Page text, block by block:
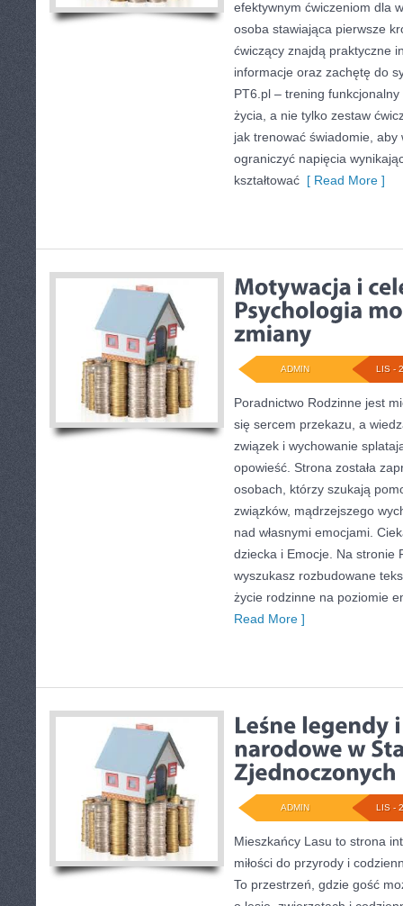
efektywnym ćwiczeniom dla
osoba stawiająca pierwsze
ćwiczący znajdą praktyczne
informacje oraz zachętę do
PT6.pl – trening
życia, a nie tylko zestaw
jak trenować świadomie, aby
ograniczyć napięcia
kształtować [ Read More ]
LIS -
ADMIN
Poradnictwo Rodzinne jest
się sercem przekazu, a
związek i wychowanie
opowieść. Strona została
osobach, którzy szukają
związków, mądrzejszego
nad własnymi emocjami.
dziecka i Emocje. Na stronie
wyszukasz rozbudowane
życie rodzinne na poziomie
Read More ]
LIS -
ADMIN
Mieszkańcy Lasu to strona
miłości do przyrody i
To przestrzeń, gdzie gość